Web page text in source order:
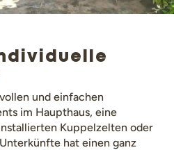
und einfachen
im Haupthaus, eine
Kuppelzelten oder
hat einen ganz